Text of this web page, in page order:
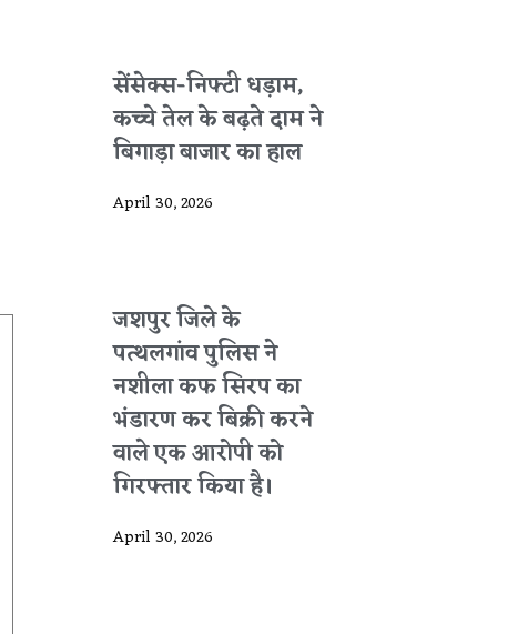
सेंसेक्स-निफ्टी धड़ाम,
कच्चे तेल के बढ़ते दाम ने
बिगाड़ा बाजार का हाल
April 30, 2026
जशपुर जिले के
पत्थलगांव पुलिस ने
नशीला कफ सिरप का
भंडारण कर बिक्री करने
वाले एक आरोपी को
गिरफ्तार किया है।
April 30, 2026